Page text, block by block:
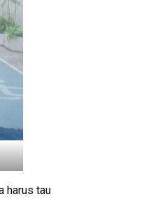
harus tau